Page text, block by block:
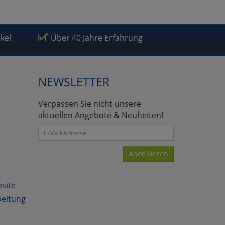
Über 40 Jahre Erfahrung
NEWSLETTER
Verpassen Sie nicht unsere
aktuellen Angebote & Neuheiten!
Abonnieren